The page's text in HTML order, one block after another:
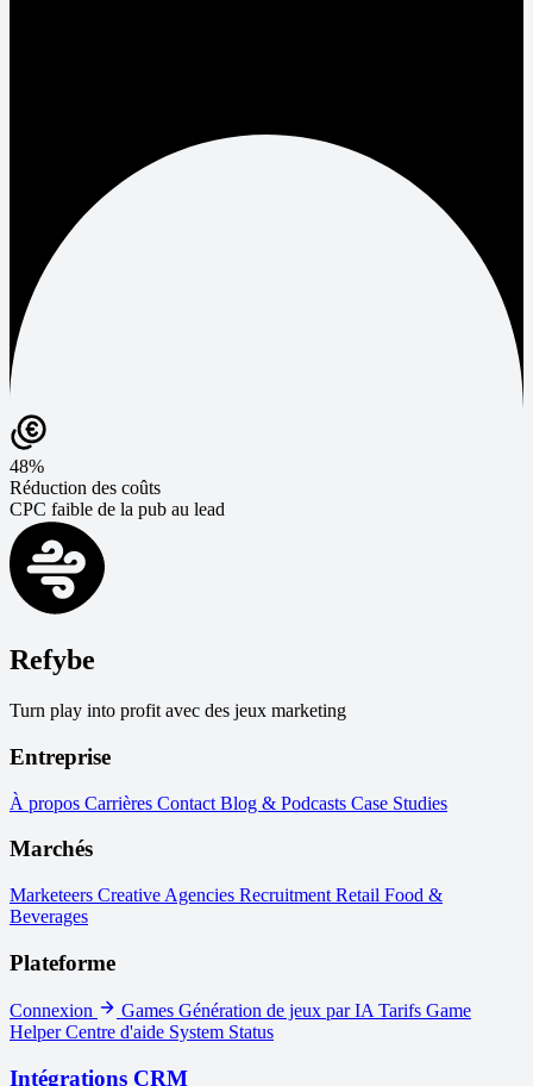
48%
Réduction des coûts
CPC faible de la pub au lead
Refybe
Turn play into profit avec des jeux marketing
Entreprise
À propos Carrières Contact Blog & Podcasts Case Studies
Marchés
Marketeers Creative Agencies Recruitment Retail Food &
Beverages
Plateforme
Connexion Games Génération de jeux par IATarifs Game
HelperCentre d'aide System Status
Intégrations CRM